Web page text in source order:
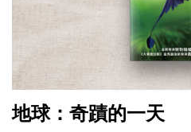
地球：奇蹟的一天